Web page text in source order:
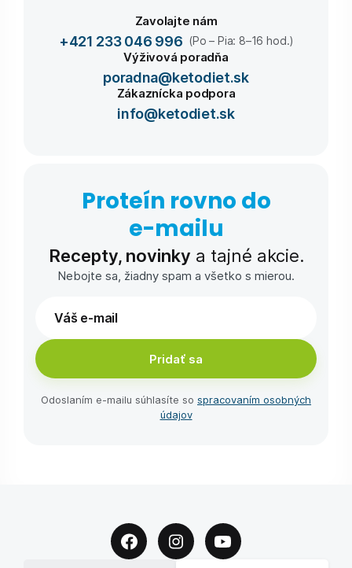
Zavolajte nám
+421 233 046 996 (Po – Pia: 8–16 hod.)
Výživová poradňa
poradna@ketodiet.sk
Zákaznícka podpora
info@ketodiet.sk
Proteín rovno do
e-⁠mailu
Recepty, novinky a tajné akcie.
Nebojte sa, žiadny spam a všetko s mierou.
Pridať sa
Odoslaním e-⁠mailu súhlasíte so spracovaním osobných
údajov